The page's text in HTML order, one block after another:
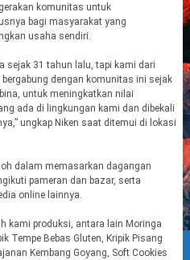
komunitas untuk
bagi masyarakat yang
usaha sendiri.
sejak 31 tahun lalu, tapi kami dari
dengan komunitas ini sejak
untuk meningkatkan nilai
ada di lingkungan kami dan dibekali
ungkap Niken saat ditemui di lokasi
dalam memasarkan dagangan
pameran dan bazar, serta
online lainnya.
kami produksi, antara lain Moringa
Tempe Bebas Gluten, Kripik Pisang
Kembang Goyang, Soft Cookies